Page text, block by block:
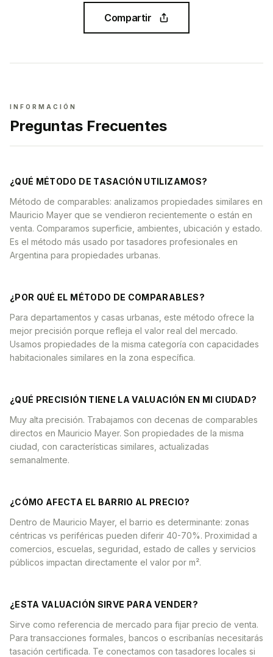
Compartir
INFORMACIÓN
Preguntas Frecuentes
¿QUÉ MÉTODO DE TASACIÓN UTILIZAMOS?
Método de comparables: analizamos propiedades similares en
Mauricio Mayer que se vendieron recientemente o están en
venta. Comparamos superficie, ambientes, ubicación y estado.
Es el método más usado por tasadores profesionales en
Argentina para propiedades urbanas.
¿POR QUÉ EL MÉTODO DE COMPARABLES?
Para departamentos y casas urbanas, este método ofrece la
mejor precisión porque refleja el valor real del mercado.
Usamos propiedades de la misma categoría con capacidades
habitacionales similares en la zona específica.
¿QUÉ PRECISIÓN TIENE LA VALUACIÓN EN MI CIUDAD?
Muy alta precisión. Trabajamos con decenas de comparables
directos en Mauricio Mayer. Son propiedades de la misma
ciudad, con características similares, actualizadas
semanalmente.
¿CÓMO AFECTA EL BARRIO AL PRECIO?
Dentro de Mauricio Mayer, el barrio es determinante: zonas
céntricas vs periféricas pueden diferir 40-70%. Proximidad a
comercios, escuelas, seguridad, estado de calles y servicios
públicos impactan directamente el valor por m².
¿ESTA VALUACIÓN SIRVE PARA VENDER?
Sirve como referencia de mercado para fijar precio de venta.
Para transacciones formales, bancos o escribanías necesitarás
tasación certificada. Te conectamos con tasadores locales si